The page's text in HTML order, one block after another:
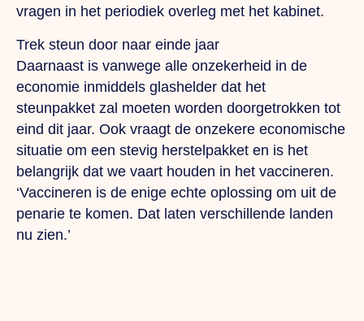
vragen in het periodiek overleg met het kabinet.
Trek steun door naar einde jaar
Daarnaast is vanwege alle onzekerheid in de
economie inmiddels glashelder dat het
steunpakket zal moeten worden doorgetrokken tot
eind dit jaar. Ook vraagt de onzekere economische
situatie om een stevig herstelpakket en is het
belangrijk dat we vaart houden in het vaccineren.
‘Vaccineren is de enige echte oplossing om uit de
penarie te komen. Dat laten verschillende landen
nu zien.’